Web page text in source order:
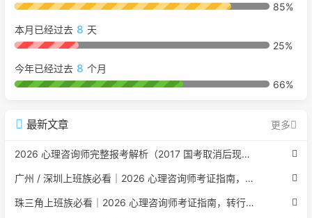
85%
本月已经过去 8 天
25%
今年已经过去 8 个月
66%
最新文章 更多
2026 心理咨询师完整报考解析（2017 国考取消后现行权威体系 + 避坑全指南）
广州 / 深圳上班族必看｜2026 心理咨询师考证指南，转行副业、情绪疏导双收益
珠三角上班族必看｜2026 心理咨询师考证指南，转行副业、情绪疏导双收益